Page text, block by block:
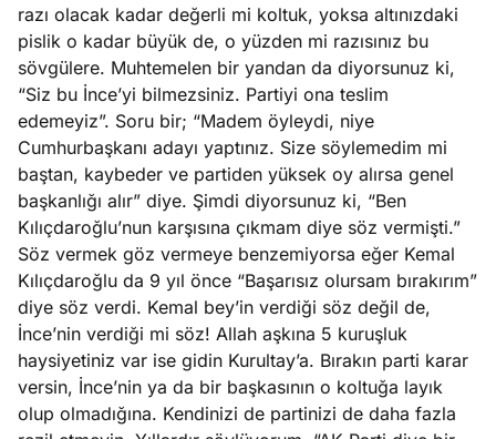
razı olacak kadar değerli mi koltuk, yoksa altınızdaki
pislik o kadar büyük de, o yüzden mi razısınız bu
sövgülere. Muhtemelen bir yandan da diyorsunuz ki,
“Siz bu İnce’yi bilmezsiniz. Partiyi ona teslim
edemeyiz”. Soru bir; “Madem öyleydi, niye
Cumhurbaşkanı adayı yaptınız. Size söylemedim mi
baştan, kaybeder ve partiden yüksek oy alırsa genel
başkanlığı alır” diye. Şimdi diyorsunuz ki, “Ben
Kılıçdaroğlu’nun karşısına çıkmam diye söz vermişti.”
Söz vermek göz vermeye benzemiyorsa eğer Kemal
Kılıçdaroğlu da 9 yıl önce “Başarısız olursam bırakırım”
diye söz verdi. Kemal bey’in verdiği söz değil de,
İnce’nin verdiği mi söz! Allah aşkına 5 kuruşluk
haysiyetiniz var ise gidin Kurultay’a. Bırakın parti karar
versin, İnce’nin ya da bir başkasının o koltuğa layık
olup olmadığına. Kendinizi de partinizi de daha fazla